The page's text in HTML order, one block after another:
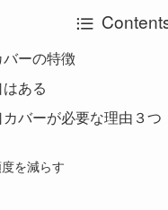
バーの特徴
ある
バーが必要な理由３つ
を減らす